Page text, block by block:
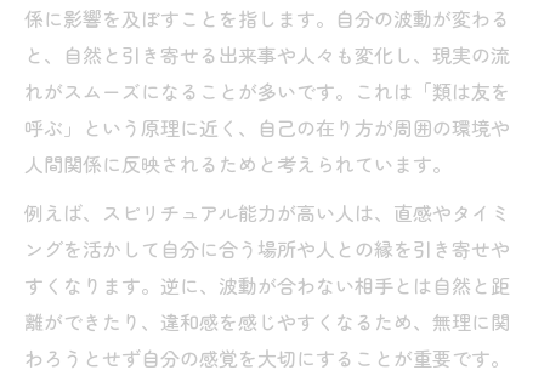
係に影響を及ぼすことを指します。自分の波動が変わる
と、自然と引き寄せる出来事や人々も変化し、現実の流
れがスムーズになることが多いです。これは「類は友を
呼ぶ」という原理に近く、自己の在り方が周囲の環境や
人間関係に反映されるためと考えられています。
例えば、スピリチュアル能力が高い人は、直感やタイミ
ングを活かして自分に合う場所や人との縁を引き寄せや
すくなります。逆に、波動が合わない相手とは自然と距
離ができたり、違和感を感じやすくなるため、無理に関
わろうとせず自分の感覚を大切にすることが重要です。